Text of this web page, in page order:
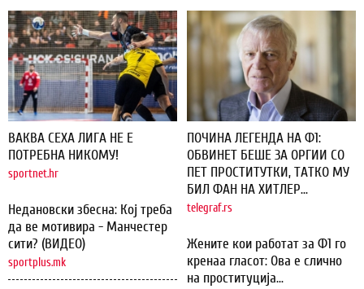
ВАКВА СЕХА ЛИГА НЕ Е
ПОТРЕБНА НИКОМУ!
sportnet.hr
Недановски збесна: Кој треба
да ве мотивира - Манчестер
сити? (ВИДЕО)
sportplus.mk
ПОЧИНА ЛЕГЕНДА НА Ф1:
ОБВИНЕТ БЕШЕ ЗА ОРГИИ СО
ПЕТ ПРОСТИТУТКИ, ТАТКО МУ
БИЛ ФАН НА ХИТЛЕР...
telegraf.rs
Жените кои работат за Ф1 го
кренаа гласот: Ова е слично
на проституција...